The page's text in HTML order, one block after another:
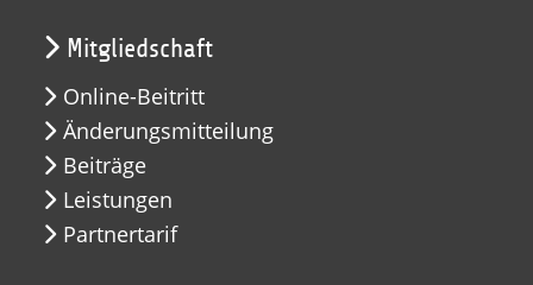
Mitgliedschaft
Online-Beitritt
Änderungsmitteilung
Beiträge
Leistungen
Partnertarif